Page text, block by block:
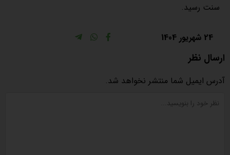
سنت رسید.
24 شهریور 1404
ارسال نظر
آدرس ایمیل شما منتشر نخواهد شد.